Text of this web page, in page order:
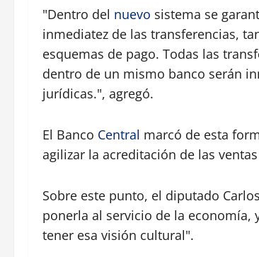
"Dentro del nuevo sistema se
inmediatez de las transferencias,
esquemas de pago. Todas las
dentro de un mismo banco serán
jurídicas.", agregó.
El Banco Central marcó de esta
agilizar la acreditación de las
Sobre este punto, el diputado
ponerla al servicio de la
tener esa visión cultural".